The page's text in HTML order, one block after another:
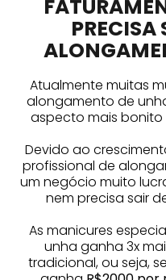
PRECISA
Atualmente muitas
alongamento de
aspecto mais bonito
Devido ao
profissional de
um negócio muito
nem precisa sair
As manicures
unha ganha 3x
tradicional, ou seja,